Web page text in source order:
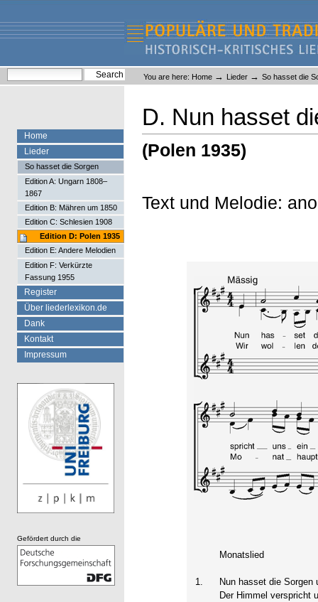
content.
navigation
Liederlexikon
Personal
tools
You are here: Home → Lieder → So hasset die
D. Nun hasset
(Polen 1935)
Text und Melodie:
Monatslied
1.
Nun hasset die Sorgen
Der Himmel verspricht
Home
Lieder
So hasset die Sorgen
Edition A: Ungarn 1808–
1867
Edition B: Mähren um 1850
Edition C: Schlesien 1908
Edition D: Polen 1935
Edition E: Andere Melodien
Edition F: Verkürzte
Fassung 1955
Register
Über liederlexikon.de
Dank
Kontakt
Impressum
Gefördert durch die